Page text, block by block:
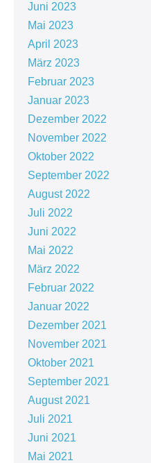
Juni 2023
Mai 2023
April 2023
März 2023
Februar 2023
Januar 2023
Dezember 2022
November 2022
Oktober 2022
September 2022
August 2022
Juli 2022
Juni 2022
Mai 2022
März 2022
Februar 2022
Januar 2022
Dezember 2021
November 2021
Oktober 2021
September 2021
August 2021
Juli 2021
Juni 2021
Mai 2021